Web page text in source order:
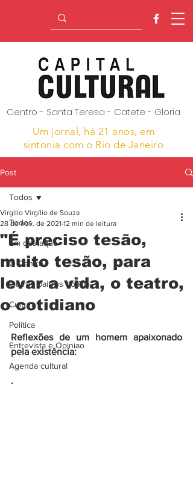
Centro - Santa Teresa - Catete - Gloria
Um jornal, hà 21 anos, em
sintonia com o Rio de Janeiro
Post
Todos
Em destaque
O Centro
Outros bairros do Rio
Cultura
Politica
Entrevista e Opiniao
Agenda cultural
Todos
"É preciso tesão,
muito tesão, para
levar a vida, o teatro,
o cotidiano
Virgilio Virgílio de Souza
28 de nov. de 2021 12 min de leitura
Reflexões de um homem apaixonado
pela existência:
.